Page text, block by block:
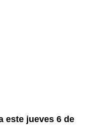
este jueves 6 de